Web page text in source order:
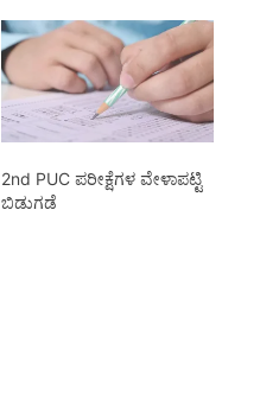
2nd PUC ಪರೀಕ್ಷೆಗಳ ವೇಳಾಪಟ್ಟಿ
ಬಿಡುಗಡೆ